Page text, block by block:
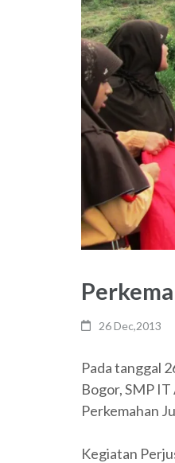
26 Dec,2013
Pada tanggal
Bogor, SMP
Perkemahan
Kegiatan